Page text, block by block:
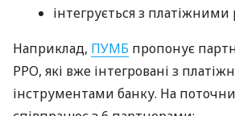
інтегрується з
Наприклад, ПУМБ пропонує
РРО, які вже інтегровані з
інструментами банку. На